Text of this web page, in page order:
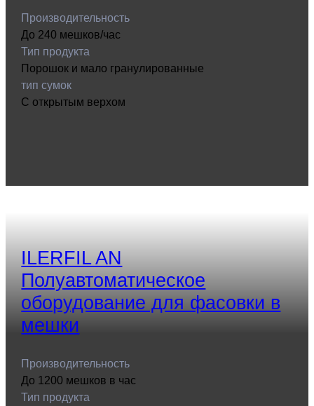
Производительность
До 240 мешков/час
Тип продукта
Порошок и мало гранулированные
тип сумок
С открытым верхом
ILERFIL AN
Полуавтоматическое
оборудование для фасовки в
мешки
Производительность
До 1200 мешков в час
Тип продукта